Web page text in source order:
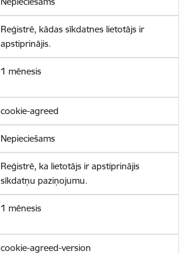
Reģistrē, kādas sīkdatnes lietotājs ir
apstiprinājis.
1 mēnesis
cookie-agreed
Nepieciešams
Reģistrē, ka lietotājs ir apstiprinājis
sīkdatņu paziņojumu.
1 mēnesis
cookie-agreed-version